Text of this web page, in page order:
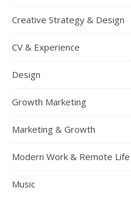
Creative Strategy & Design
CV & Experience
Design
Growth Marketing
Marketing & Growth
Modern Work & Remote Life
Music